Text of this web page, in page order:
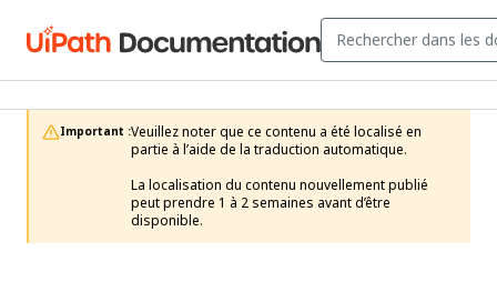
Important :Veuillez noter que ce contenu a été localisé en
partie à l’aide de la traduction automatique.
La localisation du contenu nouvellement publié
peut prendre 1 à 2 semaines avant d’être
disponible.